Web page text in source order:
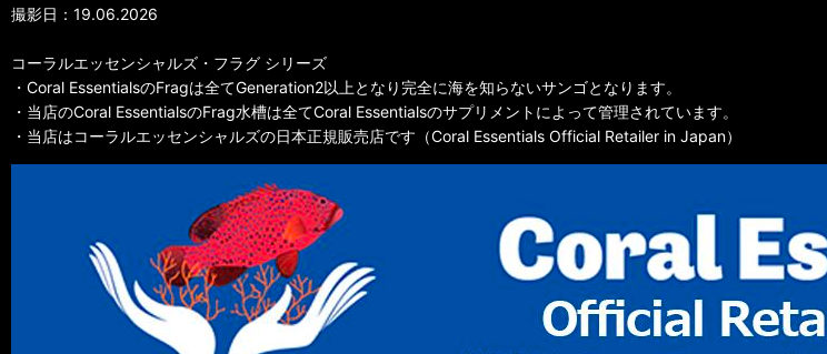
撮影日：19.06.2026
コーラルエッセンシャルズ・フラグ シリーズ
・Coral EssentialsのFragは全てGeneration2以上となり完全に海を知らないサンゴとなります。
・当店のCoral EssentialsのFrag水槽は全てCoral Essentialsのサプリメントによって管理されています。
・当店はコーラルエッセンシャルズの日本正規販売店です（Coral Essentials Official Retailer in Japan）